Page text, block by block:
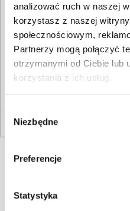
analizować ruch w naszej
korzystasz z naszej
społecznościowym,
Partnerzy mogą połączyć
otrzymanymi od Ciebie lub
korzystania z ich usług.
zgody
Niezbędne
Preferencje
Statystyka